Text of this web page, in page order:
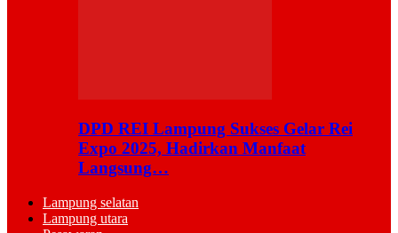
DPD REI Lampung Sukses Gelar Rei
Expo 2025, Hadirkan Manfaat
Langsung…
Lampung selatan
Lampung utara